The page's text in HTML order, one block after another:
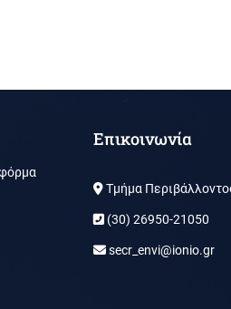
Επικοινωνία
Τμήμα
(30) 26950-21050
secr_envi@ionio.gr